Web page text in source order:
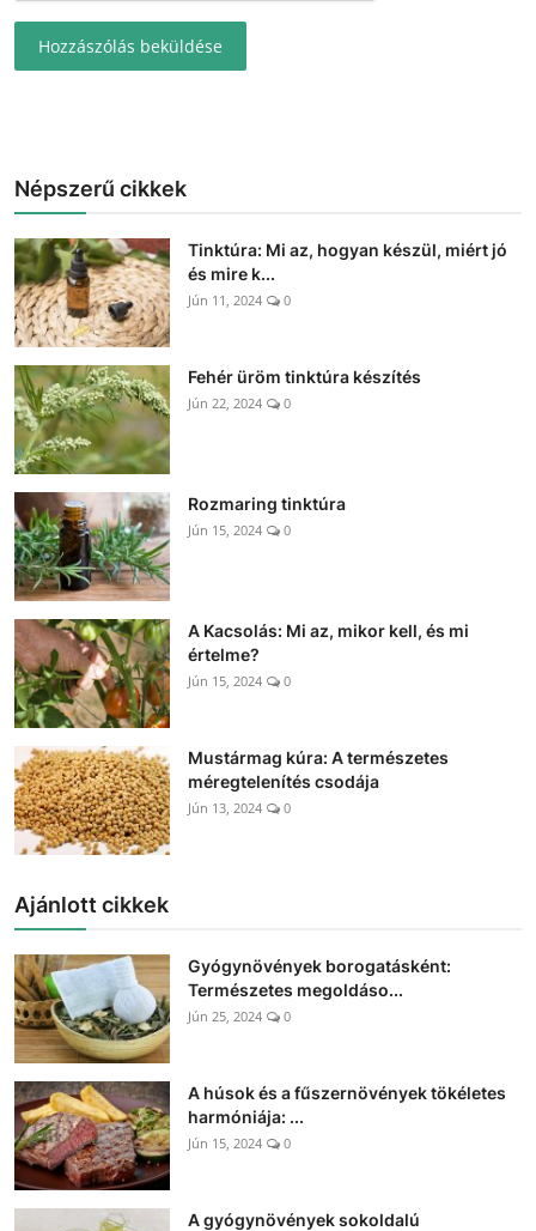
Hozzászólás beküldése
Népszerű cikkek
Tinktúra: Mi az, hogyan készül, miért jó
és mire k...
Jún 11, 2024 0
Fehér üröm tinktúra készítés
Jún 22, 2024 0
Rozmaring tinktúra
Jún 15, 2024 0
A Kacsolás: Mi az, mikor kell, és mi
értelme?
Jún 15, 2024 0
Mustármag kúra: A természetes
méregtelenítés csodája
Jún 13, 2024 0
Ajánlott cikkek
Gyógynövények borogatásként:
Természetes megoldáso...
Jún 25, 2024 0
A húsok és a fűszernövények tökéletes
harmóniája: ...
Jún 15, 2024 0
A gyógynövények sokoldalú